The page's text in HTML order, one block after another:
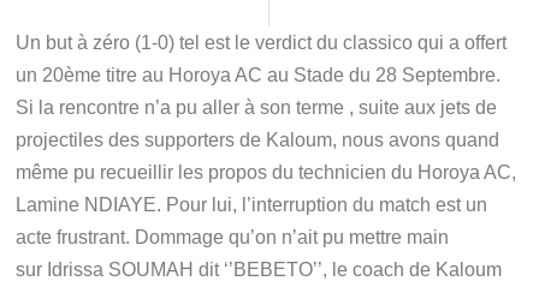
Un but à zéro (1-0) tel est le verdict du classico qui a offert
un 20ème titre au Horoya AC au Stade du 28 Septembre.
Si la rencontre n’a pu aller à son terme , suite aux jets de
projectiles des supporters de Kaloum, nous avons quand
même pu recueillir les propos du technicien du Horoya AC,
Lamine NDIAYE. Pour lui, l’interruption du match est un
acte frustrant. Dommage qu’on n’ait pu mettre main
sur Idrissa SOUMAH dit ‘’BEBETO’’, le coach de Kaloum